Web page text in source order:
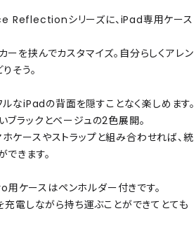
Reflectionシリーズに、iPad専用ケース
を挟んでカスタマイズ。自分らしくアレン
そう。
なiPadの背面を隠すことなく楽しめます。
ブラックとベージュの2色展開。
ースやストラップと組み合わせれば、統
きます。
ケースはペンホルダー付きです。
しながら持ち運ぶことができてとても